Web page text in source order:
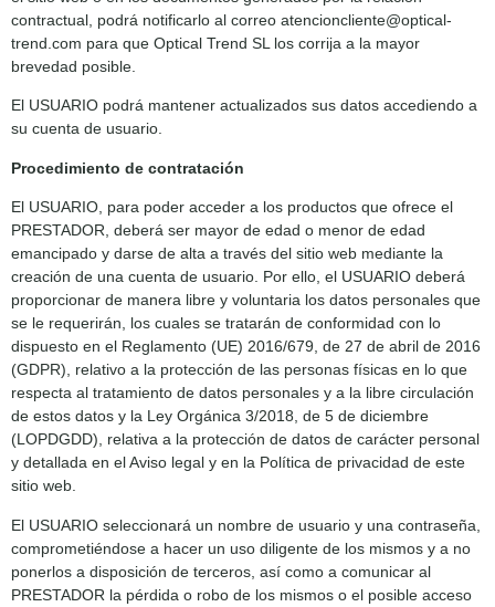
contractual, podrá notificarlo al correo atencioncliente@optical-
trend.com para que Optical Trend SL los corrija a la mayor
brevedad posible.
El USUARIO podrá mantener actualizados sus datos accediendo a
su cuenta de usuario.
Procedimiento de contratación
El USUARIO, para poder acceder a los productos que ofrece el
PRESTADOR, deberá ser mayor de edad o menor de edad
emancipado y darse de alta a través del sitio web mediante la
creación de una cuenta de usuario. Por ello, el USUARIO deberá
proporcionar de manera libre y voluntaria los datos personales que
se le requerirán, los cuales se tratarán de conformidad con lo
dispuesto en el Reglamento (UE) 2016/679, de 27 de abril de 2016
(GDPR), relativo a la protección de las personas físicas en lo que
respecta al tratamiento de datos personales y a la libre circulación
de estos datos y la Ley Orgánica 3/2018, de 5 de diciembre
(LOPDGDD), relativa a la protección de datos de carácter personal
y detallada en el Aviso legal y en la Política de privacidad de este
sitio web.
El USUARIO seleccionará un nombre de usuario y una contraseña,
comprometiéndose a hacer un uso diligente de los mismos y a no
ponerlos a disposición de terceros, así como a comunicar al
PRESTADOR la pérdida o robo de los mismos o el posible acceso